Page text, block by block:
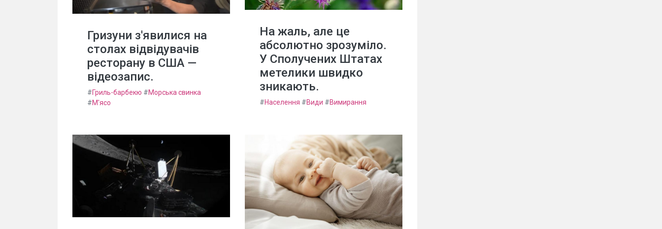
Гризуни з'явилися на
столах відвідувачів
ресторану в США —
відеозапис.
#Гриль-барбекю #Морська свинка
#М'ясо
На жаль, але це
абсолютно зрозуміло.
У Сполучених Штатах
метелики швидко
зникають.
#Населення #Види #Вимирання